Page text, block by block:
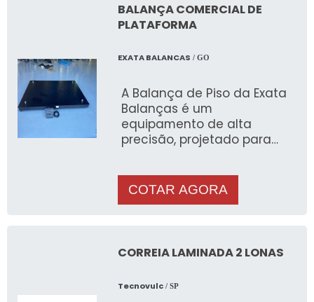
BALANÇA COMERCIAL DE
PLATAFORMA
EXATA BALANCAS / GO
A Balança de Piso da Exata
Balanças é um
equipamento de alta
precisão, projetado para
industriais, comerciais e
logísticos. Fabricada em
ideal para a pesagem de
durabilidade e precisão.
COTAR AGORA
CORREIA LAMINADA 2 LONAS
Tecnovulc/ SP